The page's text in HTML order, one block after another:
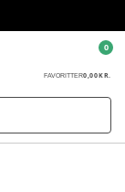
FAVORITTER0,00 KR.
0